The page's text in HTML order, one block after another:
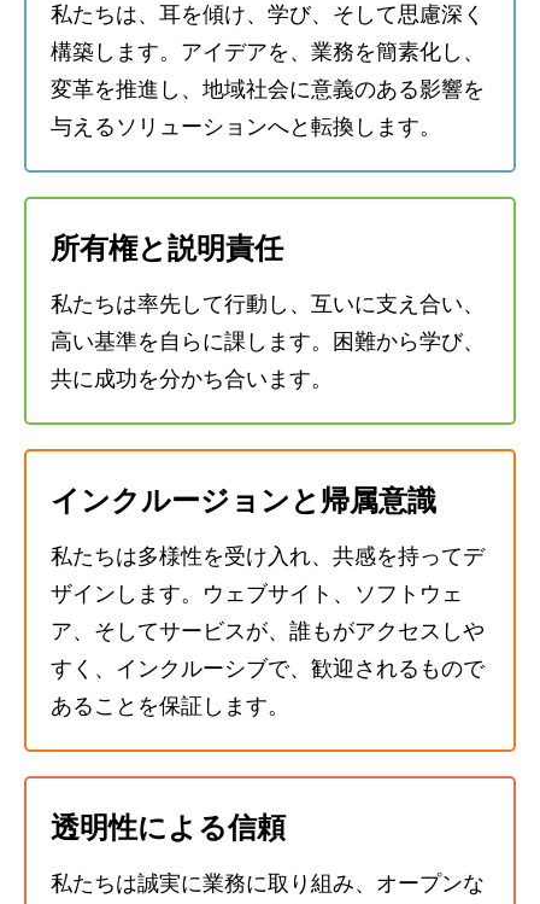
私たちは、耳を傾け、学び、そして思慮深く
構築します。アイデアを、業務を簡素化し、
変革を推進し、地域社会に意義のある影響を
与えるソリューションへと転換します。
所有権と説明責任
私たちは率先して行動し、互いに支え合い、
高い基準を自らに課します。困難から学び、
共に成功を分かち合います。
インクルージョンと帰属意識
私たちは多様性を受け入れ、共感を持ってデ
ザインします。ウェブサイト、ソフトウェ
ア、そしてサービスが、誰もがアクセスしや
すく、インクルーシブで、歓迎されるもので
あることを保証します。
透明性による信頼
私たちは誠実に業務に取り組み、オープンな